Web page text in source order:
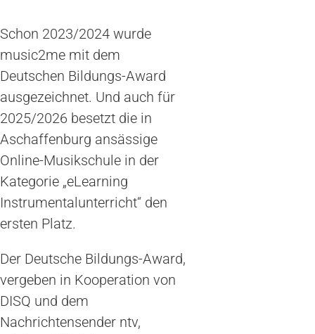
Schon 2023/2024 wurde
music2me mit dem
Deutschen Bildungs-Award
ausgezeichnet. Und auch für
2025/2026 besetzt die in
Aschaffenburg ansässige
Online-Musikschule in der
Kategorie „eLearning
Instrumentalunterricht“ den
ersten Platz.
Der Deutsche Bildungs-Award,
vergeben in Kooperation von
DISQ und dem
Nachrichtensender ntv,